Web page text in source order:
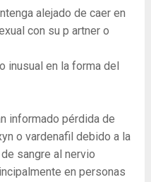
alejado de caer en
con su p artner o
inusual en la forma del
informado pérdida de
o vardenafil debido a la
sangre al nervio
en personas